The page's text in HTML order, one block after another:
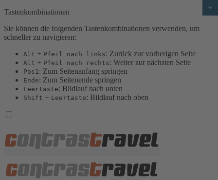
Tastenkombinationen
Sie können die folgenden Tastenkombinationen verwenden, um
schneller zu navigieren:
Alt + Pfeil nach links: Zurück zur vorherigen Seite
Alt + Pfeil nach rechts: Weiter zur nächsten Seite
Pos1: Zum Seitenanfang springen
Ende: Zum Seitenende springen
Leertaste: Bildlauf nach unten
Shift + Leertaste: Bildlauf nach oben